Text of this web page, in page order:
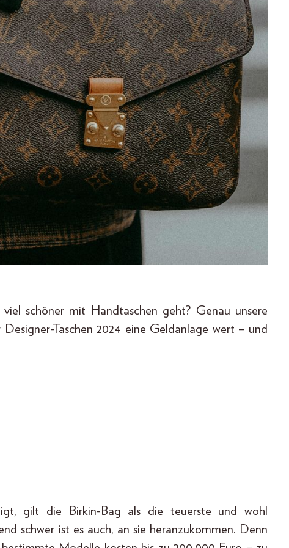
schöner mit Handtaschen geht? Genau unsere
Taschen 2024 eine Geldanlage wert – und
gilt die Birkin-Bag als die teuerste und wohl
schwer ist es auch, an sie heranzukommen. Denn